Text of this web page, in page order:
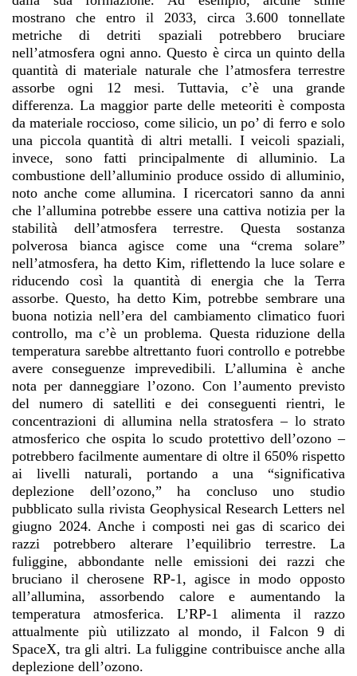
mostrano che entro il 2033, circa 3.600 tonnellate
metriche di detriti spaziali potrebbero bruciare
nell’atmosfera ogni anno. Questo è circa un quinto della
quantità di materiale naturale che l’atmosfera terrestre
assorbe ogni 12 mesi. Tuttavia, c’è una grande
differenza. La maggior parte delle meteoriti è composta
da materiale roccioso, come silicio, un po’ di ferro e solo
una piccola quantità di altri metalli. I veicoli spaziali,
invece, sono fatti principalmente di alluminio. La
combustione dell’alluminio produce ossido di alluminio,
noto anche come allumina. I ricercatori sanno da anni
che l’allumina potrebbe essere una cattiva notizia per la
stabilità dell’atmosfera terrestre. Questa sostanza
polverosa bianca agisce come una “crema solare”
nell’atmosfera, ha detto Kim, riflettendo la luce solare e
riducendo così la quantità di energia che la Terra
assorbe. Questo, ha detto Kim, potrebbe sembrare una
buona notizia nell’era del cambiamento climatico fuori
controllo, ma c’è un problema. Questa riduzione della
temperatura sarebbe altrettanto fuori controllo e potrebbe
avere conseguenze imprevedibili. L’allumina è anche
nota per danneggiare l’ozono. Con l’aumento previsto
del numero di satelliti e dei conseguenti rientri, le
concentrazioni di allumina nella stratosfera – lo strato
atmosferico che ospita lo scudo protettivo dell’ozono –
potrebbero facilmente aumentare di oltre il 650% rispetto
ai livelli naturali, portando a una “significativa
deplezione dell’ozono,” ha concluso uno studio
pubblicato sulla rivista Geophysical Research Letters nel
giugno 2024. Anche i composti nei gas di scarico dei
razzi potrebbero alterare l’equilibrio terrestre. La
fuliggine, abbondante nelle emissioni dei razzi che
bruciano il cherosene RP-1, agisce in modo opposto
all’allumina, assorbendo calore e aumentando la
temperatura atmosferica. L’RP-1 alimenta il razzo
attualmente più utilizzato al mondo, il Falcon 9 di
SpaceX, tra gli altri. La fuliggine contribuisce anche alla
deplezione dell’ozono.